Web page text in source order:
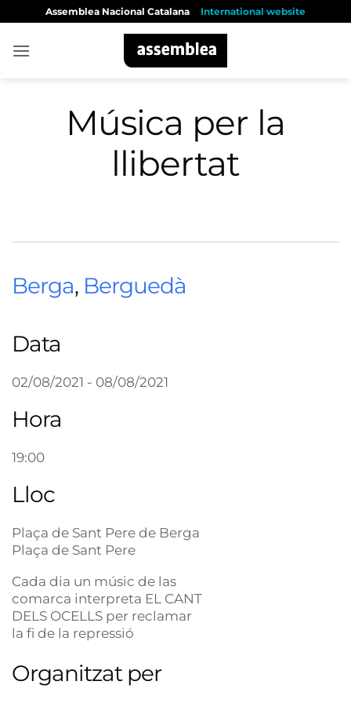
content
Assemblea Nacional Catalana International website
Música per la
llibertat
Berga, Berguedà
Data
02/08/2021 - 08/08/2021
Hora
19:00
Lloc
Plaça de Sant Pere de Berga
Plaça de Sant Pere
Cada dia un músic de las
comarca interpreta EL CANT
DELS OCELLS per reclamar
la fi de la repressió
Organitzat per